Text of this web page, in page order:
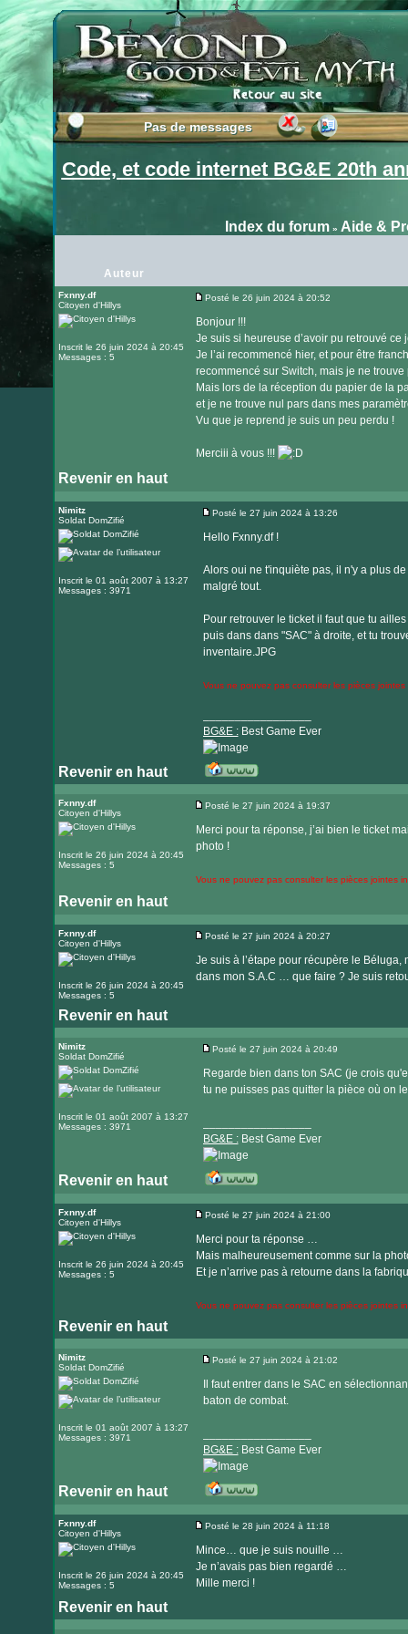
Pas de messages
Pas de messages
Code, et code internet BG&E 20th
Index du forum» Aide &
Auteur
Fxnny.df
Citoyen d'Hillys
Inscrit le 26 juin 2024 à 20:45
Messages : 5
Posté le 26 juin 2024 à 20:52
Bonjour !!!
Je suis si heureuse d’avoir pu retrouvé ce
Je l’ai recommencé hier, et pour être
recommencé sur Switch, mais je ne
Mais lors de la réception du papier de la
et je ne trouve nul pars dans mes
Vu que je reprend je suis un peu perdu !
Merciii à vous !!!
Revenir en haut
Nimitz
Soldat DomZifié
Inscrit le 01 août 2007 à 13:27
Messages : 3971
Posté le 27 juin 2024 à 13:26
Hello Fxnny.df !
Alors oui ne t'inquiète pas, il n'y a plus
malgré tout.
Pour retrouver le ticket il faut que tu
puis dans dans "SAC" à droite, et tu
inventaire.JPG
Vous ne pouvez pas consulter les pièces
BG&E :Best Game Ever
Revenir en haut
Visiter
le
internet
Fxnny.df
Citoyen d'Hillys
Inscrit le 26 juin 2024 à 20:45
Messages : 5
Posté le 27 juin 2024 à 19:37
Merci pour ta réponse, j’ai bien le ticket
photo !
Vous ne pouvez pas consulter les pièces jointes
Revenir en haut
Fxnny.df
Citoyen d'Hillys
Inscrit le 26 juin 2024 à 20:45
Messages : 5
Posté le 27 juin 2024 à 20:27
Je suis à l’étape pour récupère le
dans mon S.A.C … que faire ? Je suis
Revenir en haut
Nimitz
Soldat DomZifié
Inscrit le 01 août 2007 à 13:27
Messages : 3971
Posté le 27 juin 2024 à 20:49
Regarde bien dans ton SAC (je crois
tu ne puisses pas quitter la pièce où on
BG&E :Best Game Ever
Revenir en haut
le
internet
Fxnny.df
Citoyen d'Hillys
Inscrit le 26 juin 2024 à 20:45
Messages : 5
Posté le 27 juin 2024 à 21:00
Merci pour ta réponse …
Mais malheureusement comme sur la
Et je n’arrive pas à retourne dans la
Vous ne pouvez pas consulter les pièces jointes
Revenir en haut
Nimitz
Soldat DomZifié
Inscrit le 01 août 2007 à 13:27
Messages : 3971
Posté le 27 juin 2024 à 21:02
Il faut entrer dans le SAC en
baton de combat.
BG&E :Best Game Ever
Revenir en haut
le
internet
Fxnny.df
Citoyen d'Hillys
Inscrit le 26 juin 2024 à 20:45
Messages : 5
Posté le 28 juin 2024 à 11:18
Mince… que je suis nouille …
Je n’avais pas bien regardé …
Mille merci !
Revenir en haut